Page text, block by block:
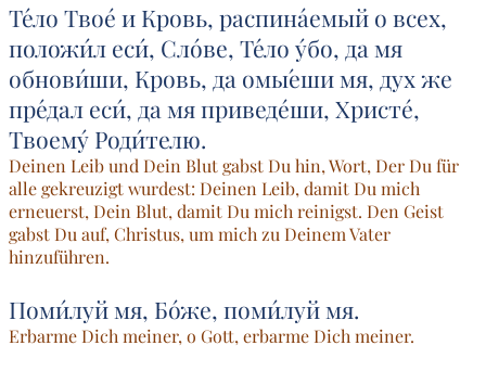
Те́ло Твое́ и Кровь, распина́емый о всех,
положи́л еси́, Сло́ве, Те́ло у́бо, да мя
обнови́ши, Кровь, да омы́еши мя, дух же
пре́дал еси́, да мя приведе́ши, Христе́,
Твоему́ Роди́телю.
Deinen Leib und Dein Blut gabst Du hin, Wort, Der Du für
alle gekreuzigt wurdest: Deinen Leib, damit Du mich
erneuerst, Dein Blut, damit Du mich reinigst. Den Geist
gabst Du auf, Christus, um mich zu Deinem Vater
hinzuführen.
Поми́луй мя, Бо́же, поми́луй мя.
Erbarme Dich meiner, o Gott, erbarme Dich meiner.